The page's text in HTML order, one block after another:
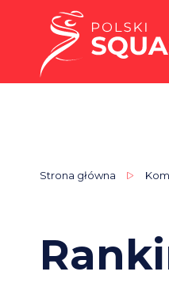
Strona główna